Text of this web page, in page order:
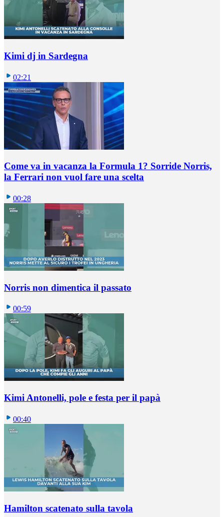
Kimi dj in Sardegna
02:21
Come va in vacanza la Formula 1? Sorride Norris,
la Ferrari non vuol fare una scelta
00:28
Norris non dimentica il passato
00:59
Kimi Antonelli, pole e festa per il papà
00:40
Hamilton scatenato sulla tavola